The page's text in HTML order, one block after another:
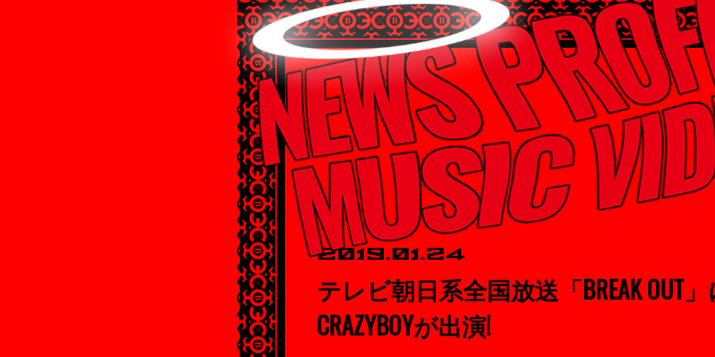
2019.01.24
テレビ朝日系全国放送「BREAK OUT
CRAZYBOYが出演!